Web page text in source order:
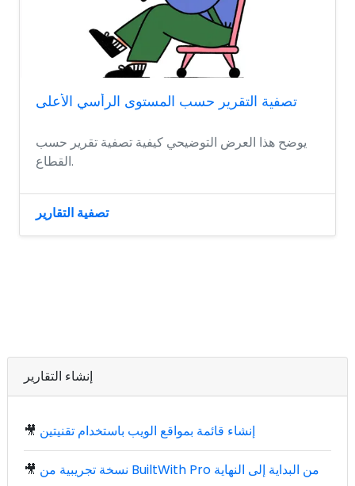
تصفية التقرير حسب المستوى الرأسي الأعلى
يوضح هذا العرض التوضيحي كيفية تصفية تقرير حسب
القطاع.
تصفية التقارير
إنشاء التقارير
🎥 إنشاء قائمة بمواقع الويب باستخدام تقنيتين
🎥 نسخة تجريبية من BuiltWith Pro من البداية إلى النهاية